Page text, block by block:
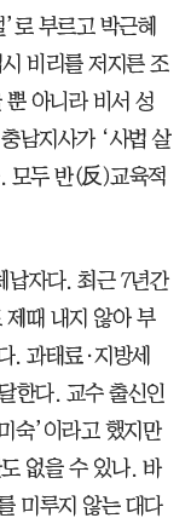
로 부르고 박근혜
비리를 저지른 조
아니라 비서 성
남지사가 ‘사법 살
모두 반(反)교육적
납자다. 최근 7년간
제때 내지 않아 부
. 과태료·지방세
한다. 교수 출신인
숙’이라고 했지만
없을 수 있나. 바
미루지 않는 대다